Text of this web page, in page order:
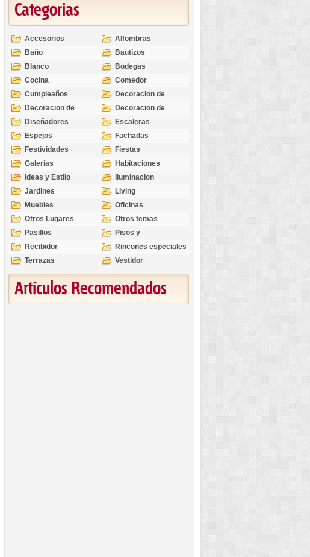
Categorias
Accesorios
Alfombras
Baño
Bautizos
Blanco
Bodegas
Cocina
Comedor
Cumpleaños
Decoracion de
Exteriores
Decoracion de
Interiores
Decoracion de
Ocasiones
Diseñadores
Escaleras
Espejos
Fachadas
Festividades
Fiestas
Galerias
Habitaciones
Ideas y Estilo
Iluminacion
Jardines
Living
Muebles
Oficinas
Otros Lugares
Otros temas
Pasillos
Pisos y
revestimientos
Recibidor
Rincones especiales
Terrazas
Vestidor
Artículos Recomendados